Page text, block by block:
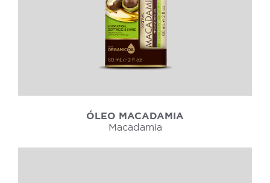
ÓLEO MACADAMIA
Macadamia